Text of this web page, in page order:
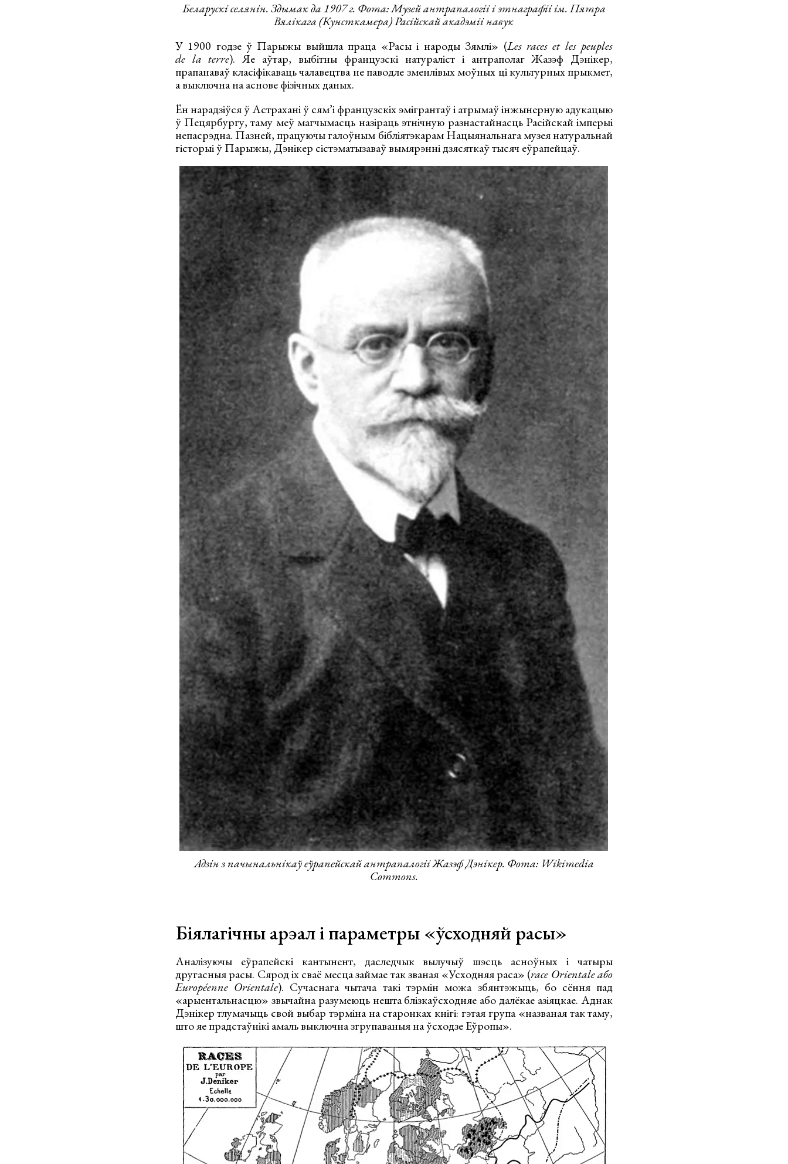
Беларускі селянін. Здымак да 1907 г. Фота: Музей антрапалогіі і этнаграфіі ім. Пятра
Вялікага (Кунсткамера) Расійскай акадэміі навук
У 1900 годзе ў Парыжы выйшла праца «Расы і народы Зямлі» (Les races et les peuples
de la terre). Яе аўтар, выбітны французскі натураліст і антраполаг Жазэф Дэнікер,
прапанаваў класіфікаваць чалавецтва не паводле зменлівых моўных ці культурных прыкмет,
а выключна на аснове фізічных даных.
Ён нарадзіўся ў Астрахані ў сям’і французскіх эмігрантаў і атрымаў інжынерную адукацыю
ў Пецярбургу, таму меў магчымасць назіраць этнічную разнастайнасць Расійскай імперыі
непасрэдна. Пазней, працуючы галоўным бібліятэкарам Нацыянальнага музея натуральнай
гісторыі ў Парыжы, Дэнікер сістэматызаваў вымярэнні дзясяткаў тысяч еўрапейцаў.
Адзін з пачынальнікаў еўрапейскай антрапалогіі Жазэф Дэнікер. Фота: Wikimedia
Commons.
Біялагічны арэал і параметры «ўсходняй расы»
Аналізуючы еўрапейскі кантынент, даследчык вылучыў шэсць асноўных і чатыры
другасныя расы. Сярод іх сваё месца займае так званая «Усходняя раса» (race Orientale або
Européenne Orientale). Сучаснага чытача такі тэрмін можа збянтэжыць, бо сёння пад
«арыентальнасцю» звычайна разумеюць нешта блізкаўсходняе або далёкае азіяцкае. Аднак
Дэнікер тлумачыць свой выбар тэрміна на старонках кнігі: гэтая група «названая так таму,
што яе прадстаўнікі амаль выключна згрупаваныя на ўсходзе Еўропы».